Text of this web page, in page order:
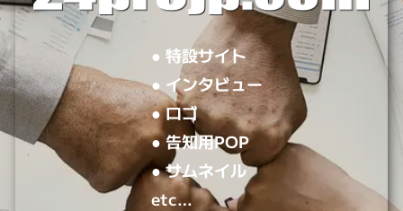
● 特設サイト
● インタビュー
● ロゴ
● 告知用POP
● サムネイル
etc…